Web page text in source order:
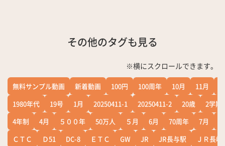
その他のタグも見る
※横にスクロールできます。
無料サンプル動画 新着動画 100円 100周年 10月 11月
1980年代
19号 1月 20250411-1 20250411-2 20歳
2学期
4年制
4月 ５００年 50万人 ５月 6月 70周年 7月
ＣＴＣ
Ｄ51 DC-8 ＥＴＣ GW JR JR長与駅
ＪＲ長崎